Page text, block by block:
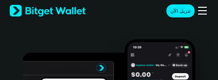
English
日本語
Türkçe
تنزيل الآن